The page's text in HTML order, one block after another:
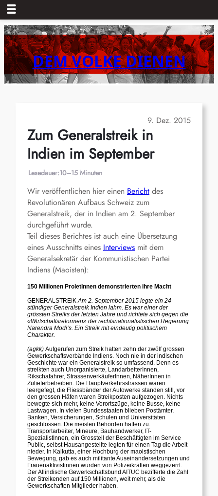
Zum
Inhalt
springenDEM VOLKE DIENEN
9. Dez. 2015
Zum Generalstreik in
Indien im September
Lesedauer:10–15 Minuten
Wir veröffentlichen hier einen Bericht des
Revolutionären Aufbaus Schweiz zum
Generalstreik, der in Indien am 2. September
durchgeführt wurde.
Teil dieses Berichtes ist auch eine Übersetzung
eines Ausschnitts eines Interviews mit dem
Generalsekretär der Kommunistischen Partei
Indiens (Maoisten):
150 Millionen ProletInnen demonstrierten ihre Macht
GENERALSTREIKAm 2. September 2015 legte ein 24-
stündiger Generalstreik Indien lahm. Es war einer der
grössten Streiks der letzten Jahre und richtete sich gegen die
«Wirtschaftsreformen» der rechtsnationalistischen Regierung
Narendra Modi’s. Ein Streik mit eindeutig politischem
Charakter.
(agkk) Aufgerufen zum Streik hatten zehn der zwölf grossen
Gewerkschaftsverbände Indiens. Noch nie in der indischen
Geschichte war ein Generalstreik so umfassend. Denn es
streikten auch Unorganisierte, LandarbeiterInnen,
Rikschafahrer, StrassenverkäuferInnen, NäherInnen in
Zulieferbetreiben. Die Hauptverkehrsstrassen waren
leergefegt, die Fliessbänder der Autowerke standen still, vor
den grossen Häfen waren Streikposten aufgezogen. Nichts
bewegte sich mehr, keine Vorortszüge, keine Busse, keine
Lastwagen. In vielen Bundesstaaten blieben Postämter,
Banken, Versicherungen, Schulen und Universitäten
geschlossen. Die meisten Behörden hatten zu.
Transportarbeiter, Mineure, Bauhandwerker, IT-
SpezialistInnen, ein Grossteil der Beschäftigten im Service
Public, selbst Hausangestellte legten für einen Tag die Arbeit
nieder. In Kalkutta, einer Hochburg der maoistischen
Bewegung, gab es auch militante Auseinandersetzungen und
Frauenaktivistinnen wurden von Polizeikräften weggezerrt.
Der Allindische Gewerkschaftsbund AITUC bezifferte die Zahl
der Streikenden auf 150 Millionen, weit mehr, als die
Gewerkschaften Mitglieder haben.